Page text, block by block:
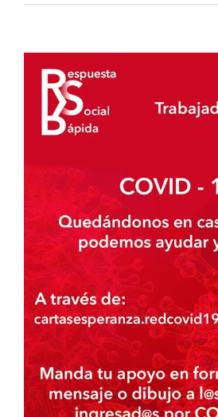
Larger
Image